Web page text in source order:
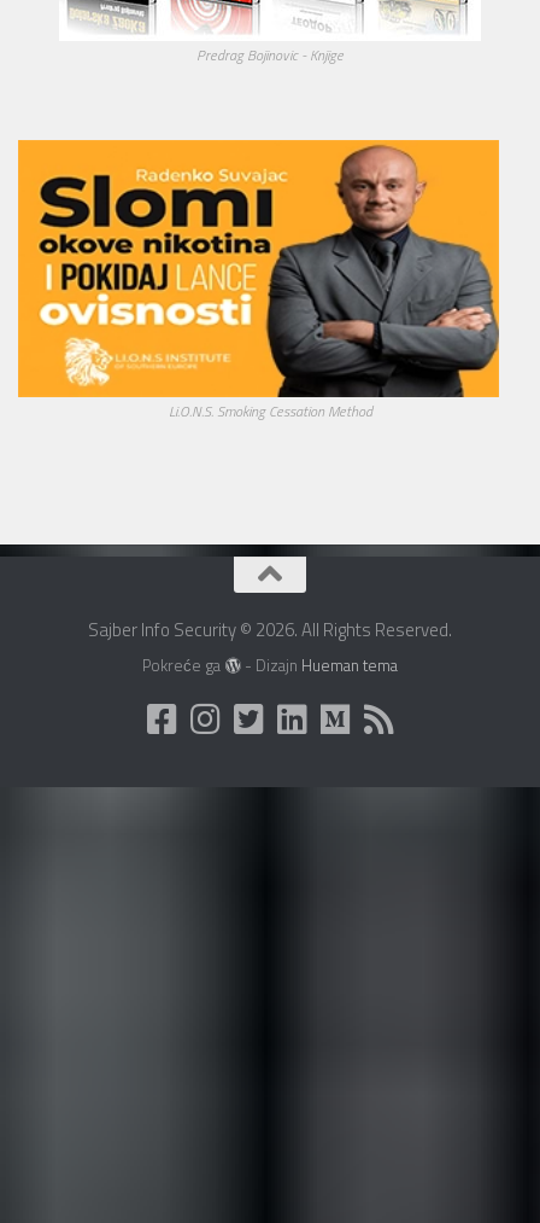
Predrag Bojinovic - Knjige
Li.O.N.S. Smoking Cessation Method
Sajber Info Security © 2026. All Rights Reserved.
Pokreće ga - Dizajn Hueman tema